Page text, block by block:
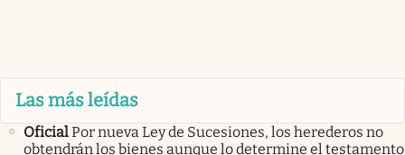
Las más leídas
OficialPor nueva Ley de Sucesiones, los herederos no
obtendrán los bienes aunque lo determine el testamento